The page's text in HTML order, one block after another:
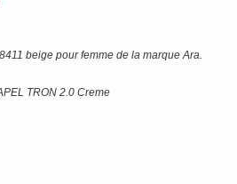
beigepour femme de la marqueAra.
TRON 2.0 Creme